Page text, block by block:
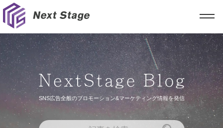
SNS広告全般のプロモーション&マーケティング情報を発信